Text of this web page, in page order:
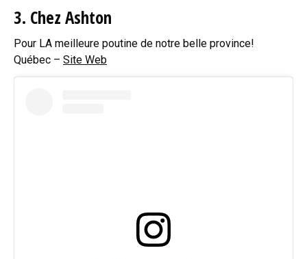
3. Chez Ashton
Pour LA meilleure poutine de notre belle province!
Québec – Site Web